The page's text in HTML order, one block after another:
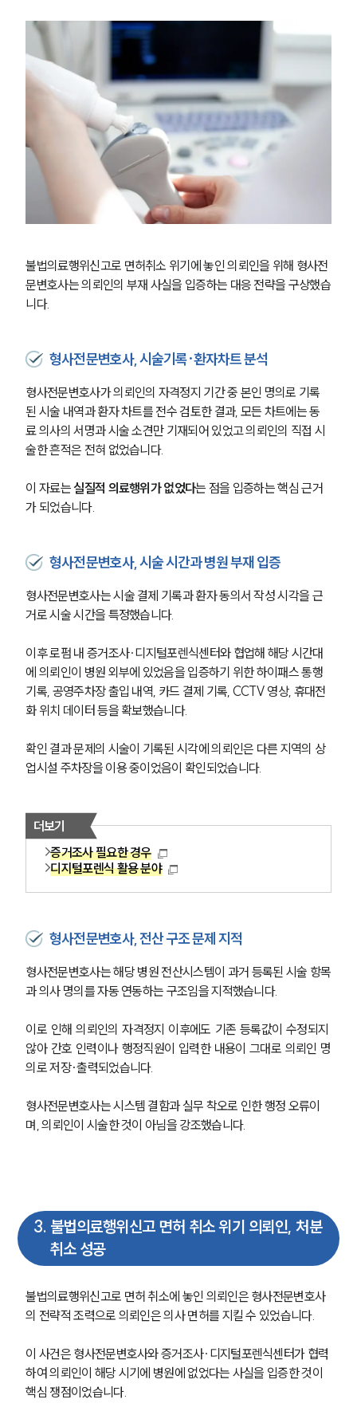
그룹소개
그룹소개
통합검색
AI대륜
업무사례
형사 주요 업무사례
사례분석/최신동향
법률지식인
형사소송·상담후기
불법의료행위신고로 면허취소 위기에 놓인 의뢰인을 위해 형사전
문변호사는 의뢰인의 부재 사실을 입증하는 대응 전략을 구상했습
니다.
형사전문변호사, 시술기록·환자차트 분석
형사전문변호사가 의뢰인의 자격정지 기간 중 본인 명의로 기록
된 시술 내역과 환자 차트를 전수 검토한 결과, 모든 차트에는 동
료 의사의 서명과 시술 소견만 기재되어 있었고 의뢰인의 직접 시
술한 흔적은 전혀 없었습니다.
이 자료는 실질적 의료행위가 없었다는 점을 입증하는 핵심 근거
가 되었습니다.
형사전문변호사, 시술 시간과 병원 부재 입증
형사전문변호사는 시술 결제 기록과 환자 동의서 작성 시각을 근
거로 시술 시간을 특정했습니다.
이후 로펌 내 증거조사∙디지털포렌식센터와 협업해 해당 시간대
에 의뢰인이 병원 외부에 있었음을 입증하기 위한 하이패스 통행
기록, 공영주차장 출입 내역, 카드 결제 기록, CCTV 영상, 휴대전
화 위치 데이터 등을 확보했습니다.
확인 결과 문제의 시술이 기록된 시각에 의뢰인은 다른 지역의 상
업시설 주차장을 이용 중이었음이 확인되었습니다.
더보기
증거조사 필요한 경우
디지털포렌식 활용 분야
형사전문변호사, 전산 구조 문제 지적
형사전문변호사는 해당 병원 전산시스템이 과거 등록된 시술 항목
과 의사 명의를 자동 연동하는 구조임을 지적했습니다.
이로 인해 의뢰인의 자격정지 이후에도 기존 등록값이 수정되지
않아 간호 인력이나 행정직원이 입력한 내용이 그대로 의뢰인 명
의로 저장·출력되었습니다.
형사전문변호사는 시스템 결함과 실무 착오로 인한 행정 오류이
며, 의뢰인이 시술한 것이 아님을 강조했습니다.
3. 불법의료행위신고 면허 취소 위기 의뢰인, 처분
취소 성공
불법의료행위신고로 면허 취소에 놓인 의뢰인은 형사전문변호사
의 전략적 조력으로 의뢰인은 의사 면허를 지킬 수 있었습니다.
이 사건은 형사전문변호사와 증거조사∙디지털포렌식센터가 협력
하여 의뢰인이 해당 시기에 병원에 없었다는 사실을 입증한 것이
핵심 쟁점이었습니다.